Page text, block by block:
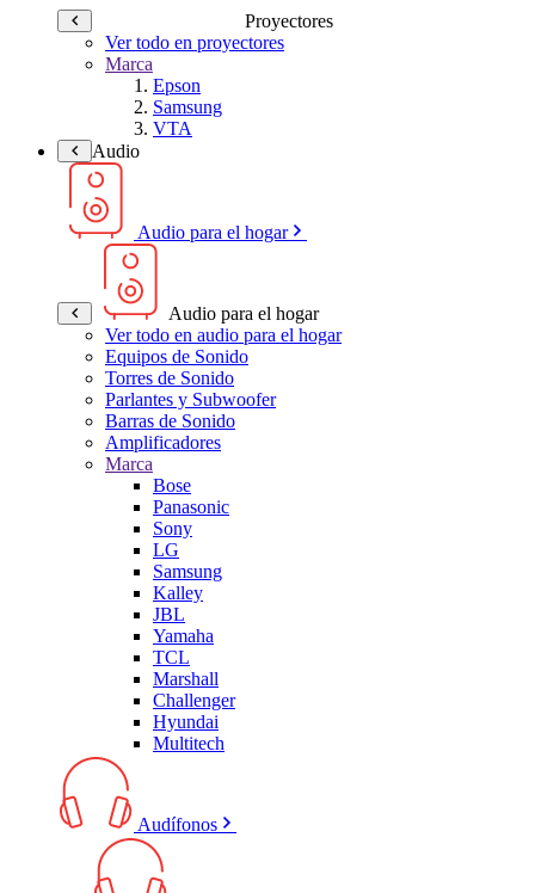
Proyectores
Ver todo en proyectores
Marca
Epson
Samsung
VTA
Audio
Audio para el hogar
Audio para el hogar
Ver todo en audio para el hogar
Equipos de Sonido
Torres de Sonido
Parlantes y Subwoofer
Barras de Sonido
Amplificadores
Marca
Bose
Panasonic
Sony
LG
Samsung
Kalley
JBL
Yamaha
TCL
Marshall
Challenger
Hyundai
Multitech
Audífonos